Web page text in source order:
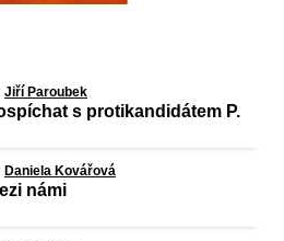
Jiří Paroubek
s protikandidátem P.
Daniela Kovářová
námi